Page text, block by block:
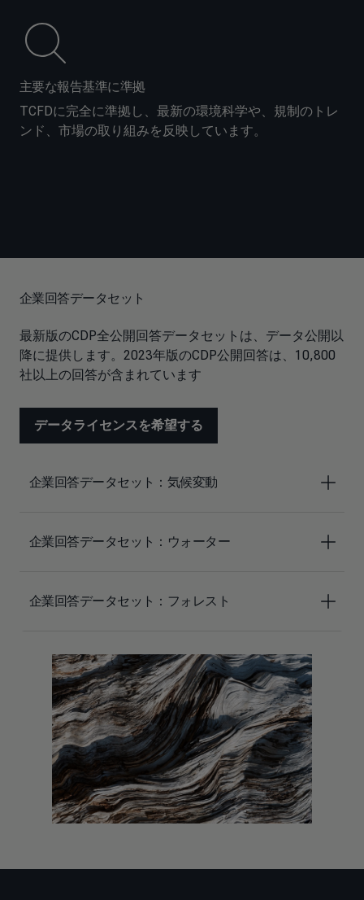
主要な報告基準に準拠
TCFDに完全に準拠し、最新の環境科学や、規制のトレ
ンド、市場の取り組みを反映しています。
企業回答データセット
最新版のCDP全公開回答データセットは、データ公開以
降に提供します。2023年版のCDP公開回答は、10,800
社以上の回答が含まれています
データライセンスを希望する
企業回答データセット：気候変動
企業回答データセット：ウォーター
企業回答データセット：フォレスト